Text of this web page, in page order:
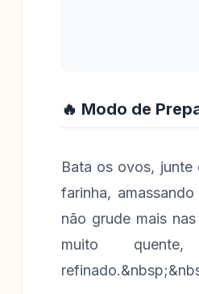
🔥 Modo de
Bata os ovos,
farinha,
não grude mais
muito